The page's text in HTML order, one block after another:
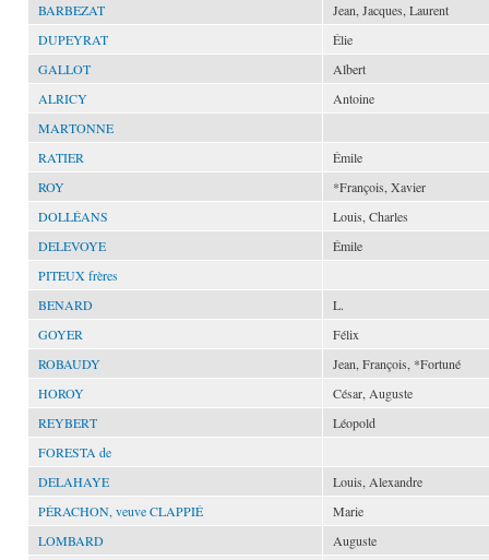
BARBEZAT
Jean, Jacques, Laurent
DUPEYRAT
Élie
GALLOT
Albert
ALRICY
Antoine
MARTONNE
RATIER
Émile
ROY
*François, Xavier
DOLLÉANS
Louis, Charles
DELEVOYE
Émile
PITEUX frères
BENARD
L.
GOYER
Félix
ROBAUDY
Jean, François, *Fortuné
HOROY
César, Auguste
REYBERT
Léopold
FORESTA de
DELAHAYE
Louis, Alexandre
PÉRACHON, veuve CLAPPIÉ
Marie
LOMBARD
Auguste